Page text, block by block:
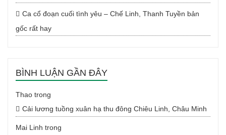
Ca cổ đoạn cuối tình yêu – Chế Linh, Thanh Tuyền bản
gốc rất hay
BÌNH LUẬN GẦN ĐÂY
Thao trong
Cải lương tuồng xuân hạ thu đông Chiêu Linh, Châu Minh
Mai Linh trong